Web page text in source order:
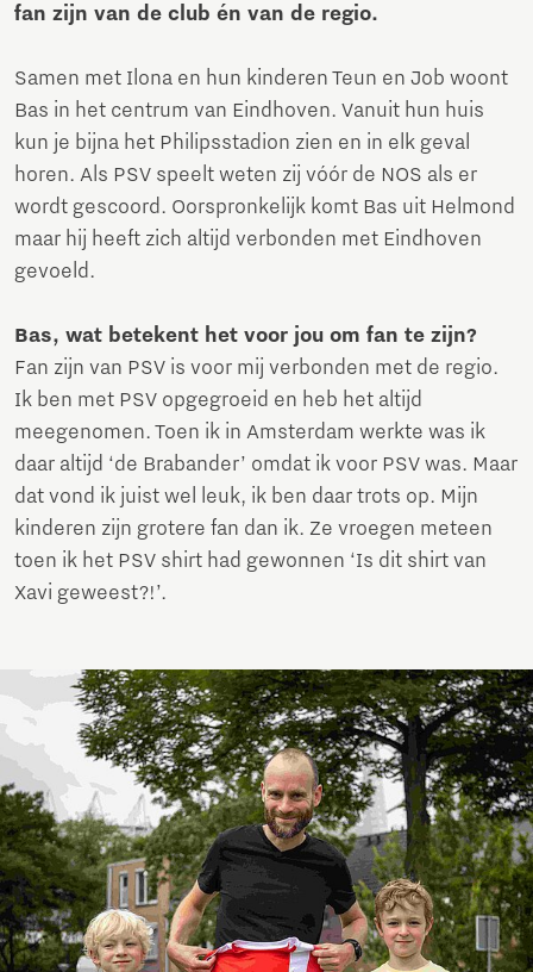
fan zijn van de club én van de regio.
Samen met Ilona en hun kinderen Teun en Job woont
Bas in het centrum van Eindhoven. Vanuit hun huis
kun je bijna het Philipsstadion zien en in elk geval
horen. Als PSV speelt weten zij vóór de NOS als er
wordt gescoord. Oorspronkelijk komt Bas uit Helmond
maar hij heeft zich altijd verbonden met Eindhoven
gevoeld.
Bas, wat betekent het voor jou om fan te zijn?
Fan zijn van PSV is voor mij verbonden met de regio.
Ik ben met PSV opgegroeid en heb het altijd
meegenomen. Toen ik in Amsterdam werkte was ik
daar altijd ‘de Brabander’ omdat ik voor PSV was. Maar
dat vond ik juist wel leuk, ik ben daar trots op. Mijn
kinderen zijn grotere fan dan ik. Ze vroegen meteen
toen ik het PSV shirt had gewonnen ‘Is dit shirt van
Xavi geweest?!’.